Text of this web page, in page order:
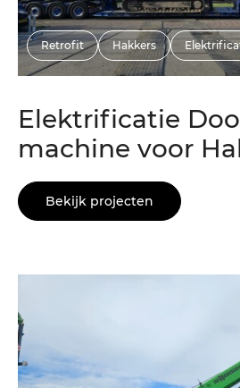
Retrofit Hakkers
Elektrificatie
machine voor
Bekijk projecten